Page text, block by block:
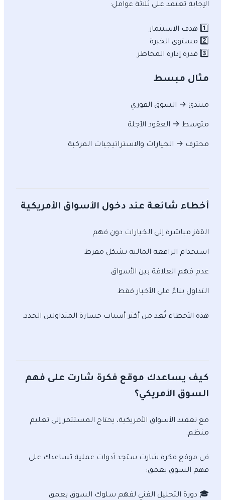
الإجابة تعتمد على ثلاثة عوامل:
1️⃣ هدف الاستثمار
2️⃣ مستوى الخبرة
3️⃣ قدرة إدارة المخاطر
مثال مبسط
مبتدئ → السوق الفوري
متوسط → العقود الآجلة
محترف → الخيارات والاستراتيجيات المركبة
أخطاء شائعة عند دخول الأسواق الأمريكية
القفز مباشرة إلى الخيارات دون فهم
استخدام الرافعة المالية بشكل مفرط
عدم فهم العلاقة بين الأسواق
التداول بناءً على الأخبار فقط
هذه الأخطاء تُعد من أكثر أسباب خسارة المتداولين الجدد.
كيف يساعدك موقع فكرة شارت على فهم
السوق الأمريكي؟
مع تعقيد الأسواق الأمريكية، يحتاج المستثمر إلى تعليم
منظم.
في موقع فكرة شارت ستجد أدوات عملية تساعدك على
فهم السوق بعمق:
🎓 دورة التحليل الفني لفهم سلوك السوق بعمق